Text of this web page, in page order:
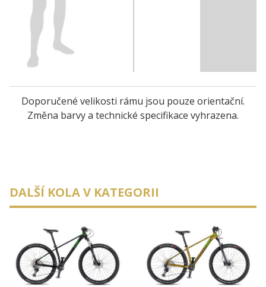
Doporučené velikosti rámu jsou pouze orientační.
Změna barvy a technické specifikace vyhrazena.
DALŠÍ KOLA V KATEGORII